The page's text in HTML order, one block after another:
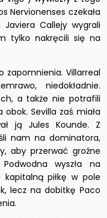
Nervionenses czekała
Javiera Callejy wygrali
tylko nakręcili się na
zapomnienia. Villarreal
niedokładnie.
a także nie potrafili
Sevilla zaś miała
ją Jules Kounde. Z
nam na dominatora,
aby przerwać groźne
wyszła na
kapitalną piłkę w pole
lecz na dobitkę Paco